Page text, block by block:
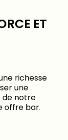
ET
richesse
une
de notre
offre bar.